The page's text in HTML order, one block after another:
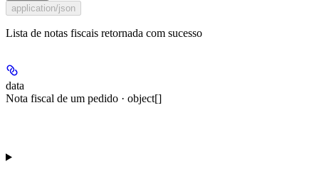
application/json
Lista de notas fiscais retornada com sucesso
data
Nota fiscal de um pedido · object[]